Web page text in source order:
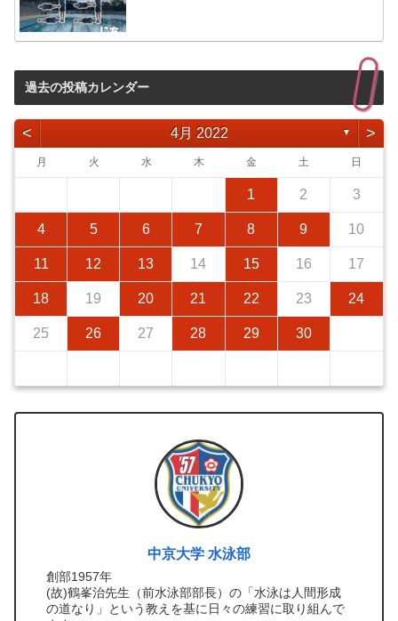
過去の投稿カレンダー
< 4月 2022 ▼ >
月 火 水 木 金 土 日
1 2 3
4 5 6 7 8 9 10
11 12 13 14 15 16 17
18 19 20 21 22 23 24
25 26 27 28 29 30
中京大学 水泳部
創部1957年
(故)鶴峯治先生（前水泳部部長）の「水泳は人間形成
の道なり」という教えを基に日々の練習に取り組んで